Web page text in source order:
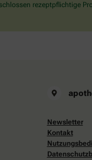
rezeptpflichtige
Newsletter
Kontakt